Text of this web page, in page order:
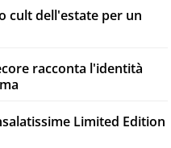
cult dell'estate per un
racconta l'identità
Limited Edition